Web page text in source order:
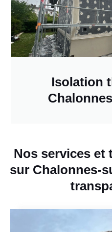
Isolation
Nos services
sur Chalonnes-